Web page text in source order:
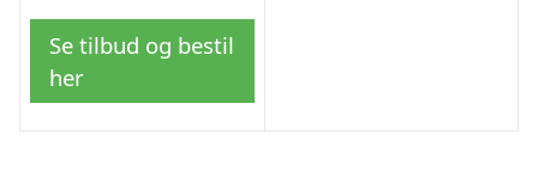
Se tilbud og bestil
her